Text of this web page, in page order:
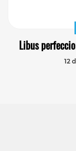
Libus
12